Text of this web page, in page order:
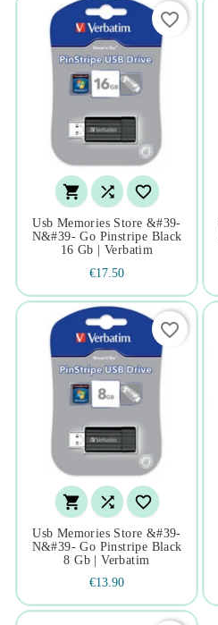
  
Usb Memories Store &#39-
N&#39- Go Pinstripe Black
16 Gb | Verbatim
€17.50
favorite_border
  
Usb Memories Store &#39-
N&#39- Go Pinstripe Black
8 Gb | Verbatim
€13.90
favorite_border